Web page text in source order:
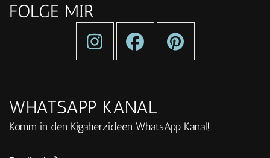
FOLGE MIR
WHATSAPP KANAL
Komm in den Kigaherzideen WhatsApp Kanal!